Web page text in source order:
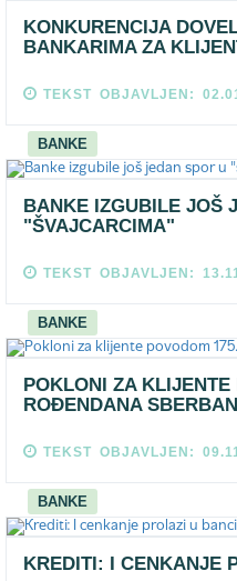
KONKURENCIJA
BANKARIMA ZA
TEKST OBJAVLJEN:
BANKE
BANKE IZGUBILE JOŠ
"ŠVAJCARCIMA"
TEKST OBJAVLJEN:
BANKE
POKLONI ZA KLIJENTE
ROĐENDANA
TEKST OBJAVLJEN:
BANKE
KREDITI: I CENKANJE